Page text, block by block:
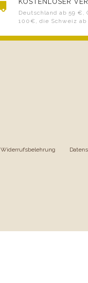
Deutschland ab 59 €,
100€, die Schweiz ab
Widerrufsbelehrung